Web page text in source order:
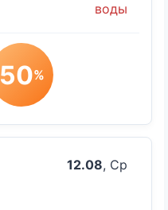
воды
50%
12.08, Ср